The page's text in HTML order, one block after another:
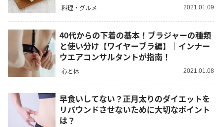
料理・グルメ 2021.01.09
40代からの下着の基本！ブラジャーの種類
と使い分け【ワイヤーブラ編】｜インナー
ウエアコンサルタントが指南！
心と体 2021.01.08
早食いしてない？正月太りのダイエットを
リバウンドさせないために大切なポイント
は？